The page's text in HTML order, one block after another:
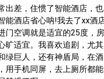
差，住惯了智能酒店，也
能酒店省心呐!我去了xx酒
门空调就是适宜的25度，
旷适宜。我喜欢追剧，尤其
绿巨人，还有神盾局，在
用手机同屏，去上厕所都